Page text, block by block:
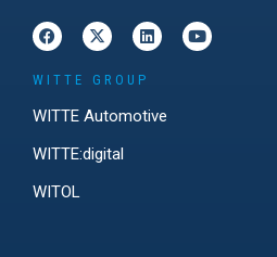
WITTE GROUP
WITTE Automotive
WITTE:digital
WITOL